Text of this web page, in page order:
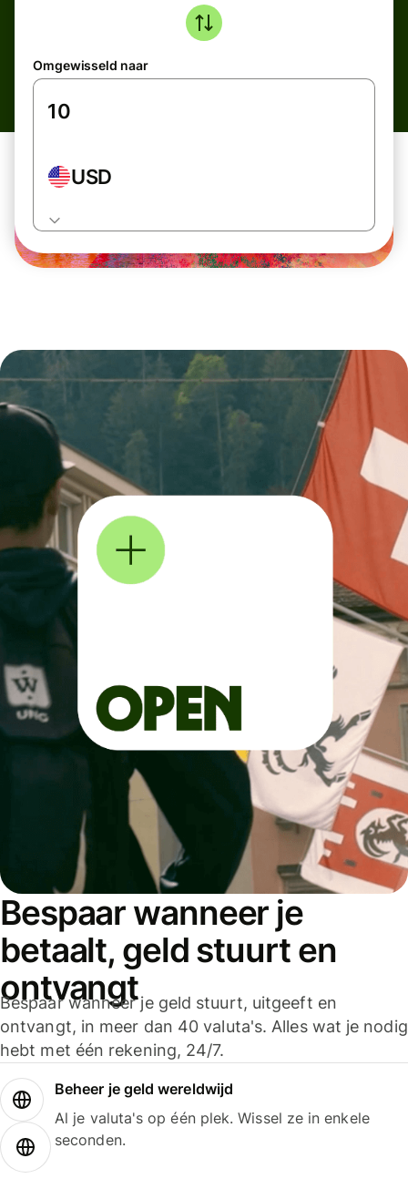
Omgewisseld naar
USD
Bespaar wanneer je
betaalt, geld stuurt en
ontvangt
Bespaar wanneer je geld stuurt, uitgeeft en
ontvangt, in meer dan 40 valuta's. Alles wat je nodig
hebt met één rekening, 24/7.
Beheer je geld wereldwijd
Al je valuta's op één plek. Wissel ze in enkele
seconden.